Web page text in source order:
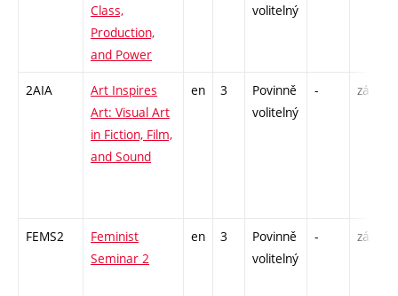
Class,
Production,
and Power
volitelný
2AIA
Art Inspires
Art: Visual Art
in Fiction, Film,
and Sound
en 3
Povinně
volitelný
- zá
FEMS2
Feminist
Seminar 2
en 3
Povinně
volitelný
- zá